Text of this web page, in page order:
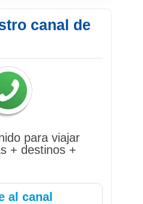
canal de
para viajar
+ destinos +
al canal